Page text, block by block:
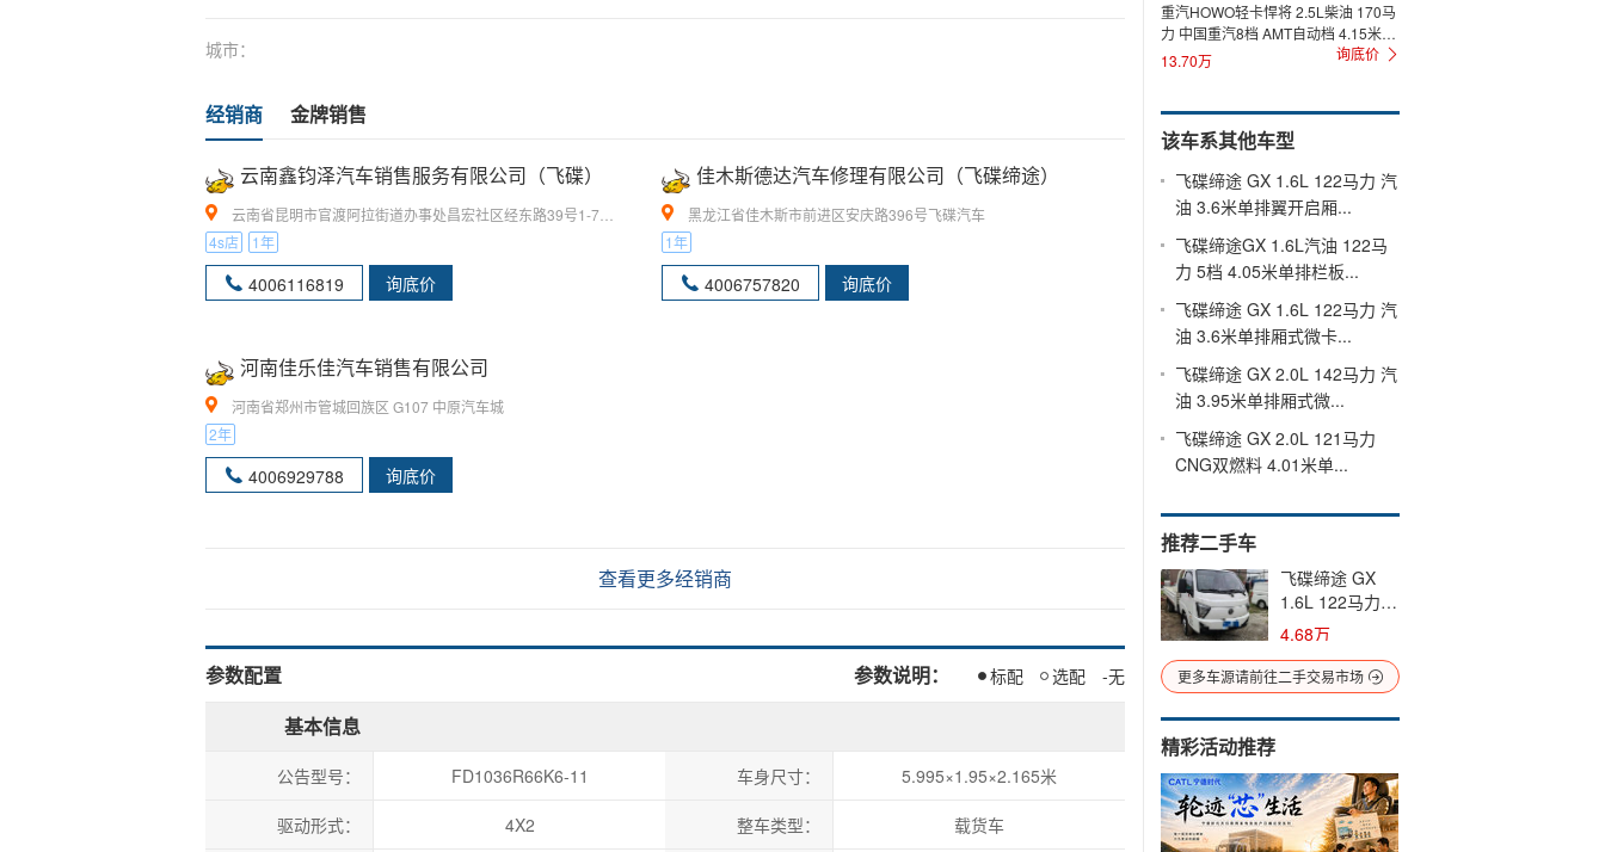
城市：
经销商 金牌销售
云南鑫钧泽汽车销售服务有限公司（飞碟）
云南省昆明市官渡阿拉街道办事处昌宏社区经东路39号1-7号商铺
4s店
1年
4006116819 询底价
佳木斯德达汽车修理有限公司（飞碟缔途）
黑龙江省佳木斯市前进区安庆路396号飞碟汽车
1年
4006757820 询底价
河南佳乐佳汽车销售有限公司
河南省郑州市管城回族区 G107 中原汽车城
2年
4006929788 询底价
查看更多经销商
参数配置 参数说明： 标配 选配 -无
基本信息
公告型号： FD1036R66K6-11 车身尺寸： 5.995×1.95×2.165米
驱动形式： 4X2 整车类型： 载货车
重汽HOWO轻卡悍将 2.5L柴油 170马
力 中国重汽8档 AMT自动档 4.15米单
排栏板轻卡
13.70万 询底价
该车系其他车型
飞碟缔途 GX 1.6L 122马力 汽
油 3.6米单排翼开启厢...
飞碟缔途GX 1.6L汽油 122马
力 5档 4.05米单排栏板...
飞碟缔途 GX 1.6L 122马力 汽
油 3.6米单排厢式微卡...
飞碟缔途 GX 2.0L 142马力 汽
油 3.95米单排厢式微...
飞碟缔途 GX 2.0L 121马力
CNG双燃料 4.01米单...
推荐二手车
飞碟缔途 GX
1.6L 122马力
汽油 4.01米单
档)(国六) 单桥
朝柴二手载货车
蓝牌
4.68万
更多车源请前往二手交易市场
精彩活动推荐
宁德时代「轮迹“芯”生